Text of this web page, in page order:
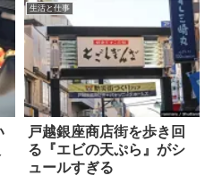
生活と仕事
戸越銀座商店街を歩き回
る『エビの天ぷら』がシ
ュールすぎる